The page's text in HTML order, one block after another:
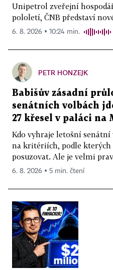
Unipetrol zveřejní
pololetí, ČNB představí
6. 8. 2026 ▪ 10:24 min.
PETR HONZEJK
Babišův zásadní
senátních volbách
27 křesel v paláci na
Kdo vyhraje letošní senátní
na kritériích, podle kterých
posuzovat. Ale je velmi
6. 8. 2026 ▪ 5 min. čtení